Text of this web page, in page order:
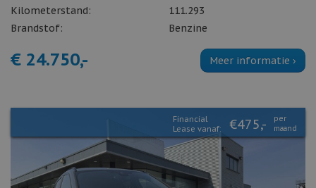
Kilometerstand:
111.293
Brandstof:
Benzine
€ 24.750,- Meer informatie ›
Financial
Lease vanaf:
€475,-
per
maand